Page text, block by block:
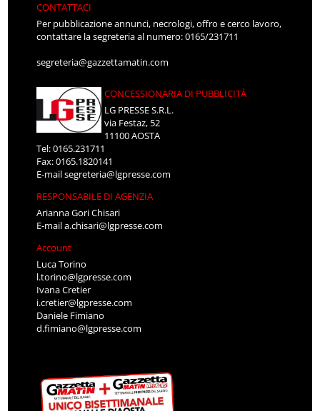
CONTATTACI
Per pubblicazione annunci, necrologi, offro e cerco lavoro,
contattare la segreteria al numero: 0165/231711
segreteria@gazzettamatin.com
CONCESSIONARIA DI PUBBLICITÀ
LG PRESSE S.R.L.
via Festaz, 52
11100 AOSTA
Tel: 0165.231711
Fax: 0165.1820141
E-mailsegreteria@lgpresse.com
RESPONSABILE DI AGENZIA
Arianna Gori Chisari
E-maila.chisari@lgpresse.com
Account
Luca Torino
l.torino@lgpresse.com
Ivana Cretier
i.cretier@lgpresse.com
Daniele Fimiano
d.fimiano@lgpresse.com